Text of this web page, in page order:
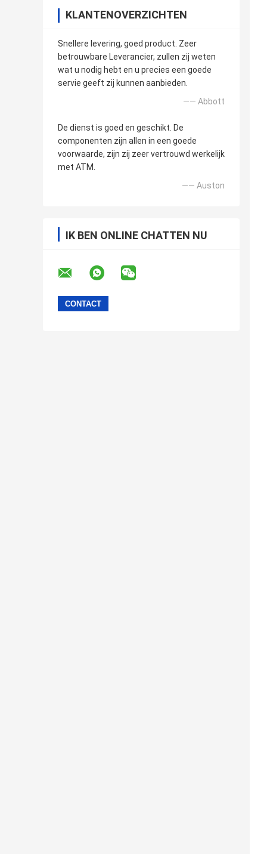
KLANTENOVERZICHTEN
Snellere levering, goed product. Zeer
betrouwbare Leverancier, zullen zij weten
wat u nodig hebt en u precies een goede
servie geeft zij kunnen aanbieden.
—— Abbott
De dienst is goed en geschikt. De
componenten zijn allen in een goede
voorwaarde, zijn zij zeer vertrouwd werkelijk
met ATM.
—— Auston
IK BEN ONLINE CHATTEN NU